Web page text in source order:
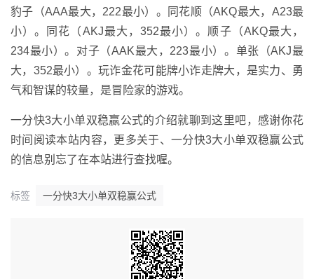
豹子（AAA最大，222最小）。同花顺（AKQ最大，A23最
小）。同花（AKJ最大，352最小）。顺子（AKQ最大，
234最小）。对子（AAK最大，223最小）。单张（AKJ最
大，352最小）。玩诈金花可能牌小诈走牌大，是实力、勇
气和智谋的较量，是冒险家的游戏。
一分快3大小单双稳赢公式的介绍就聊到这里吧，感谢你花
时间阅读本站内容，更多关于、一分快3大小单双稳赢公式
的信息别忘了在本站进行查找喔。
标签 一分快3大小单双稳赢公式